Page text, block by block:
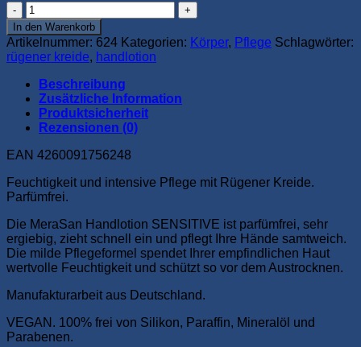
MeraSan
Naturkosmetik
Handlotion
SENSITIVE
(30
ml
-
Kunststoff-
Tubenflasche)
Menge
In den Warenkorb
Artikelnummer: 624 Kategorien: Körper, Pflege Schlagwörter:
rügener kreide, handlotion
Beschreibung
Zusätzliche Information
Produktsicherheit
Rezensionen (0)
EAN 4260091756248
Feuchtigkeit und intensive Pflege mit Rügener Kreide.
Parfümfrei.
Die MeraSan Handlotion SENSITIVE ist parfümfrei, sehr
ergiebig, zieht schnell ein und pflegt Ihre Hände samtweich.
Die milde Pflegeformel spendet Ihrer empfindlichen Haut
wertvolle Feuchtigkeit und schützt so vor dem Austrocknen.
Manufakturarbeit aus Deutschland.
VEGAN. 100% frei von Silikon, Paraffin, Mineralöl und
Parabenen.